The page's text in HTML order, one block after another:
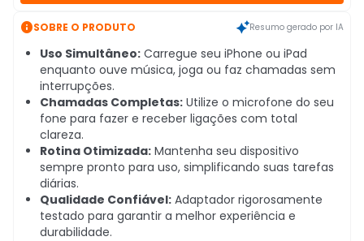
SOBRE O PRODUTO Resumo gerado por IA
Uso Simultâneo: Carregue seu iPhone ou iPad
enquanto ouve música, joga ou faz chamadas sem
interrupções.
Chamadas Completas: Utilize o microfone do seu
fone para fazer e receber ligações com total
clareza.
Rotina Otimizada: Mantenha seu dispositivo
sempre pronto para uso, simplificando suas tarefas
diárias.
Qualidade Confiável: Adaptador rigorosamente
testado para garantir a melhor experiência e
durabilidade.